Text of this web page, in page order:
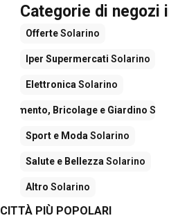
Categorie di negozi
OfferteSolarino
Iper Supermercati Solarino
Elettronica Solarino
Bricolage e Giardino
Sport e Moda Solarino
Salute e Bellezza Solarino
Altro Solarino
CITTÀ PIÙ POPOLARI